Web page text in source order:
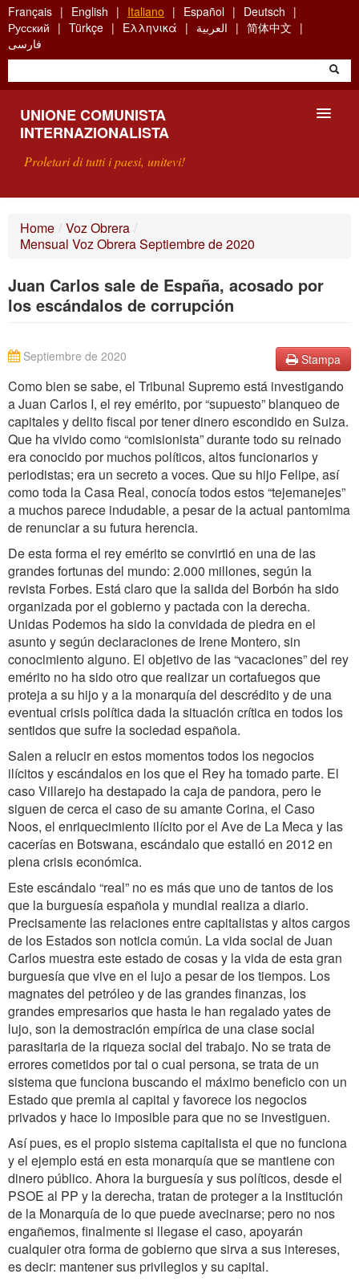
Skip
to
main
content
Français English Italiano Español
Deutsch
Русский
Türkçe Ελληνικά العربية
简体中文
فارسی
UNIONE COMUNISTA
INTERNAZIONALISTA
Proletari di tutti i paesi, unitevi!
COS'È L'UCI ?
RICERCA
Home / Voz Obrera /
Mensual Voz Obrera Septiembre de 2020
Juan Carlos sale de España, acosado por
los escándalos de corrupción
Stampa
Septiembre de 2020
Como bien se sabe, el Tribunal Supremo está investigando
a Juan Carlos I, el rey emérito, por “supuesto” blanqueo de
capitales y delito fiscal por tener dinero escondido en Suiza.
Que ha vivido como “comisionista” durante todo su reinado
era conocido por muchos políticos, altos funcionarios y
periodistas; era un secreto a voces. Que su hijo Felipe, así
como toda la Casa Real, conocía todos estos “tejemanejes”
a muchos parece indudable, a pesar de la actual pantomima
de renunciar a su futura herencia.
De esta forma el rey emérito se convirtió en una de las
grandes fortunas del mundo: 2.000 millones, según la
revista Forbes. Está claro que la salida del Borbón ha sido
organizada por el gobierno y pactada con la derecha.
Unidas Podemos ha sido la convidada de piedra en el
asunto y según declaraciones de Irene Montero, sin
conocimiento alguno. El objetivo de las “vacaciones” del rey
emérito no ha sido otro que realizar un cortafuegos que
proteja a su hijo y a la monarquía del descrédito y de una
eventual crisis política dada la situación crítica en todos los
sentidos que sufre la sociedad española.
Salen a relucir en estos momentos todos los negocios
ilícitos y escándalos en los que el Rey ha tomado parte. El
caso Villarejo ha destapado la caja de pandora, pero le
siguen de cerca el caso de su amante Corina, el Caso
Noos, el enriquecimiento ilícito por el Ave de La Meca y las
cacerías en Botswana, escándalo que estalló en 2012 en
plena crisis económica.
Este escándalo “real” no es más que uno de tantos de los
que la burguesía española y mundial realiza a diario.
Precisamente las relaciones entre capitalistas y altos cargos
de los Estados son noticia común. La vida social de Juan
Carlos muestra este estado de cosas y la vida de esta gran
burguesía que vive en el lujo a pesar de los tiempos. Los
magnates del petróleo y de las grandes finanzas, los
grandes empresarios que hasta le han regalado yates de
lujo, son la demostración empírica de una clase social
parasitaria de la riqueza social del trabajo. No se trata de
errores cometidos por tal o cual persona, se trata de un
sistema que funciona buscando el máximo beneficio con un
Estado que premia al capital y favorece los negocios
privados y hace lo imposible para que no se investiguen.
Así pues, es el propio sistema capitalista el que no funciona
y el ejemplo está en esta monarquía que se mantiene con
dinero público. Ahora la burguesía y sus políticos, desde el
PSOE al PP y la derecha, tratan de proteger a la institución
de la Monarquía de lo que puede avecinarse; pero no nos
engañemos, finalmente si llegase el caso, apoyarán
cualquier otra forma de gobierno que sirva a sus intereses,
es decir: mantener sus privilegios y su capital.